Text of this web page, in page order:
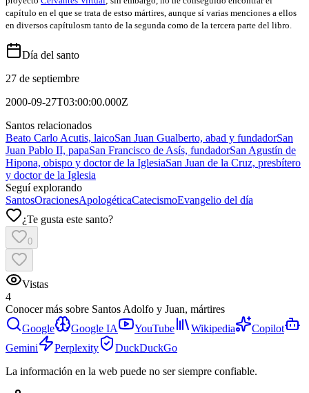
capítulo en el que se trata de estso mártires, aunque sí varias menciones a ellos
en diversos capítulosm tanto de la segunda como de la tercera parte del libro.
Día del santo
27 de septiembre
2000-09-27T03:00:00.000Z
Santos relacionados
Beato Carlo Acutis, laicoSan Juan Gualberto, abad y fundadorSan
Juan Pablo II, papaSan Francisco de Asís, fundadorSan Agustín de
Hipona, obispo y doctor de la IglesiaSan Juan de la Cruz, presbítero
y doctor de la Iglesia
Seguí explorando
SantosOracionesApologéticaCatecismoEvangelio del día
¿Te gusta este santo?
0
Vistas
4
Conocer más sobre Santos Adolfo y Juan, mártires
Google
Google IA YouTube Wikipedia
Copilot
Gemini
Perplexity
DuckDuckGo
La información en la web puede no ser siempre confiable.